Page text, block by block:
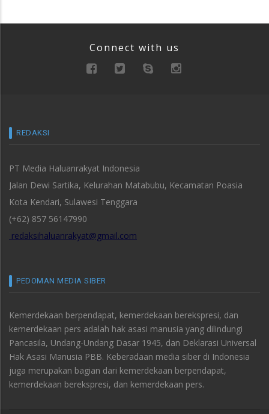
Connect with us
REDAKSI
PT Media Haluanrakyat Indonesia
Jalan Dewi Sartika, Kelurahan Matabubu, Kecamatan Poasia
Kota Kendari, Sulawesi Tenggara
(+62) 857 56147990
redaksihaluanrakyat@gmail.com
PEDOMAN MEDIA SIBER
Kemerdekaan berpendapat, kemerdekaan berekspresi, dan
kemerdekaan pers adalah hak asasi manusia yang dilindungi
Pancasila, Undang-Undang Dasar 1945, dan Deklarasi Universal
Hak Asasi Manusia PBB. Keberadaan media siber di Indonesia
juga merupakan bagian dari kemerdekaan berpendapat,
kemerdekaan berekspresi, dan kemerdekaan pers.